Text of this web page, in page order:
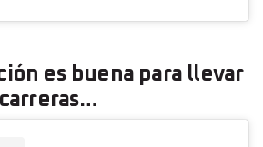
es buena para llevar